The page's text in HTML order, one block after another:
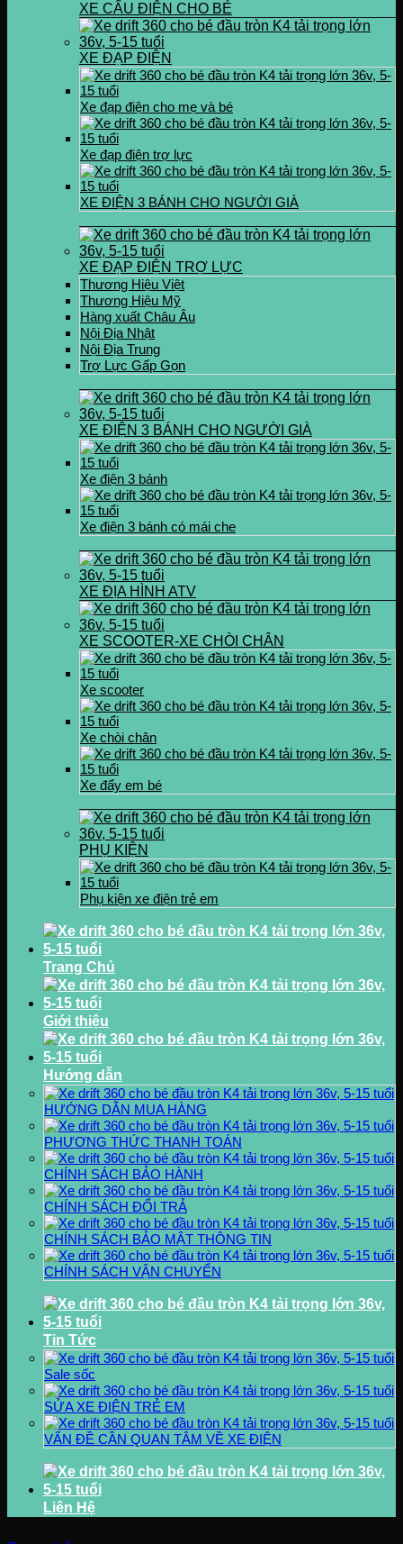
XE CẨU ĐIỆN CHO BÉ
XE ĐẠP ĐIỆN
Xe đạp điện cho mẹ và bé
Xe đạp điện trợ lực
XE ĐIỆN 3 BÁNH CHO NGƯỜI GIÀ
XE ĐẠP ĐIỆN TRỢ LỰC
Thương Hiệu Việt
Thương Hiệu Mỹ
Hàng xuất Châu Âu
Nội Địa Nhật
Nội Địa Trung
Trợ Lực Gấp Gọn
XE ĐIỆN 3 BÁNH CHO NGƯỜI GIÀ
Xe điện 3 bánh
Xe điện 3 bánh có mái che
XE ĐỊA HÌNH ATV
XE SCOOTER-XE CHÒI CHÂN
Xe scooter
Xe chòi chân
Xe đẩy em bé
PHỤ KIỆN
Phụ kiện xe điện trẻ em
Trang Chủ
Giới thiệu
Hướng dẫn
HƯỚNG DẪN MUA HÀNG
PHƯƠNG THỨC THANH TOÁN
CHÍNH SÁCH BẢO HÀNH
CHÍNH SÁCH ĐỔI TRẢ
CHÍNH SÁCH BẢO MẬT THÔNG TIN
CHÍNH SÁCH VẬN CHUYỂN
Tin Tức
Sale sốc
SỬA XE ĐIỆN TRẺ EM
VẤN ĐỀ CẦN QUAN TÂM VỀ XE ĐIỆN
Liên Hệ